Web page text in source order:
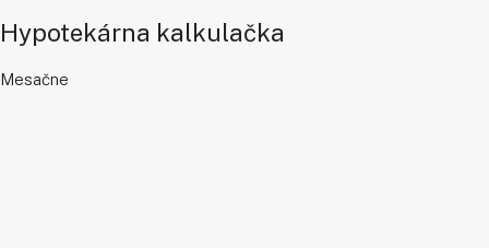
Hypotekárna kalkulačka
Mesačne